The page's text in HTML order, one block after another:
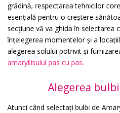
grădină, respectarea tehnicilor
esențială pentru o creștere
secțiune vă va ghida în selectarea
înțelegerea momentelor și a
alegerea solului potrivit și
amaryllisului pas cu pas.
Alegerea
Atunci când selectați bulbi de